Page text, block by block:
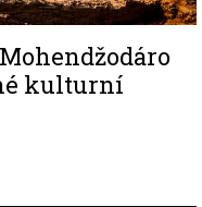
kulturní